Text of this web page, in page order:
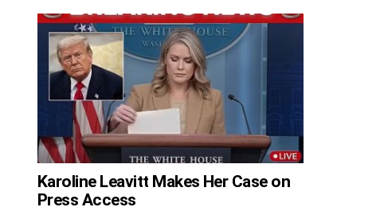
Karoline Leavitt Makes Her Case on
Press Access